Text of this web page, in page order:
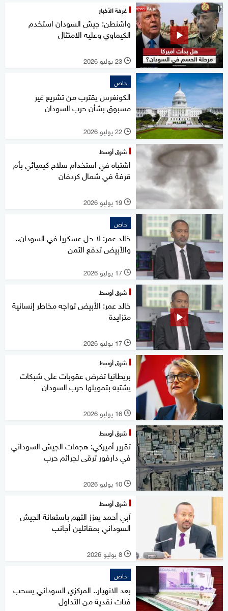
غرفة الأخبار
واشنطن: جيش السودان استخدم
الكيماوي وعليه الامتثال
l 23 يوليو 2026
خاص
الكونغرس يقترب من تشريع غير
مسبوق بشأن حرب السودان
l 22 يوليو 2026
شرق أوسط
اشتباه في استخدام سلاح كيميائي بأم
قرفة في شمال كردفان
l 19 يوليو 2026
خاص
خالد عمر: لا حل عسكريا في السودان..
والأبيض تدفع الثمن
l 17 يوليو 2026
شرق أوسط
خالد عمر: الأبيض تواجه مخاطر إنسانية
متزايدة
l 17 يوليو 2026
شرق أوسط
بريطانيا تفرض عقوبات على شبكات
يشتبه بتمويلها حرب السودان
l 16 يوليو 2026
شرق أوسط
تقرير أميركي: هجمات الجيش السوداني
في دارفور ترقى لجرائم حرب
l 10 يوليو 2026
شرق أوسط
آبي أحمد يعزز التهم باستعانة الجيش
السوداني بمقاتلين أجانب
l 8 يوليو 2026
خاص
بعد الانهيار.. المركزي السوداني يسحب
فئات نقدية من التداول